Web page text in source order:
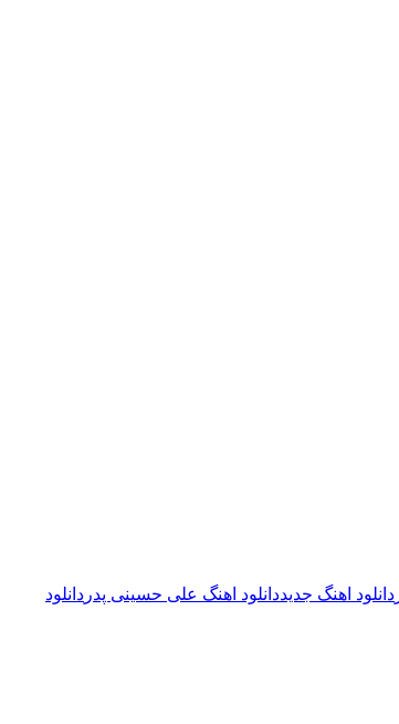
دانلود اهنگ جدیددانلود اهنگ علی حسینی پدر دانلود